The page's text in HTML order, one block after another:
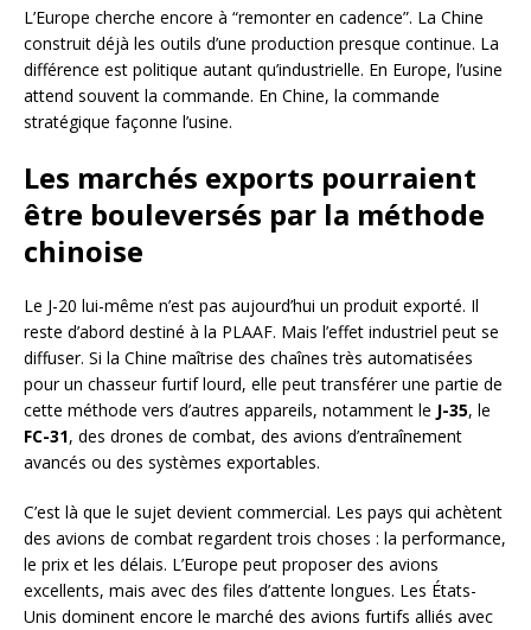
L’Europe cherche encore à “remonter en cadence”. La Chine
construit déjà les outils d’une production presque continue. La
différence est politique autant qu’industrielle. En Europe, l’usine
attend souvent la commande. En Chine, la commande
stratégique façonne l’usine.
Les marchés exports pourraient
être bouleversés par la méthode
chinoise
Le J-20 lui-même n’est pas aujourd’hui un produit exporté. Il
reste d’abord destiné à la PLAAF. Mais l’effet industriel peut se
diffuser. Si la Chine maîtrise des chaînes très automatisées
pour un chasseur furtif lourd, elle peut transférer une partie de
cette méthode vers d’autres appareils, notamment le J-35, le
FC-31, des drones de combat, des avions d’entraînement
avancés ou des systèmes exportables.
C’est là que le sujet devient commercial. Les pays qui achètent
des avions de combat regardent trois choses : la performance,
le prix et les délais. L’Europe peut proposer des avions
excellents, mais avec des files d’attente longues. Les États-
Unis dominent encore le marché des avions furtifs alliés avec